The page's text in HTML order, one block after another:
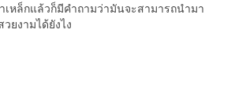
หล็กแล้วก็มีคำถามว่ามันจะสามารถนำมา
ยงามได้ยังไง